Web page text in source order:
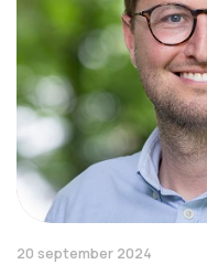
20 september 2024